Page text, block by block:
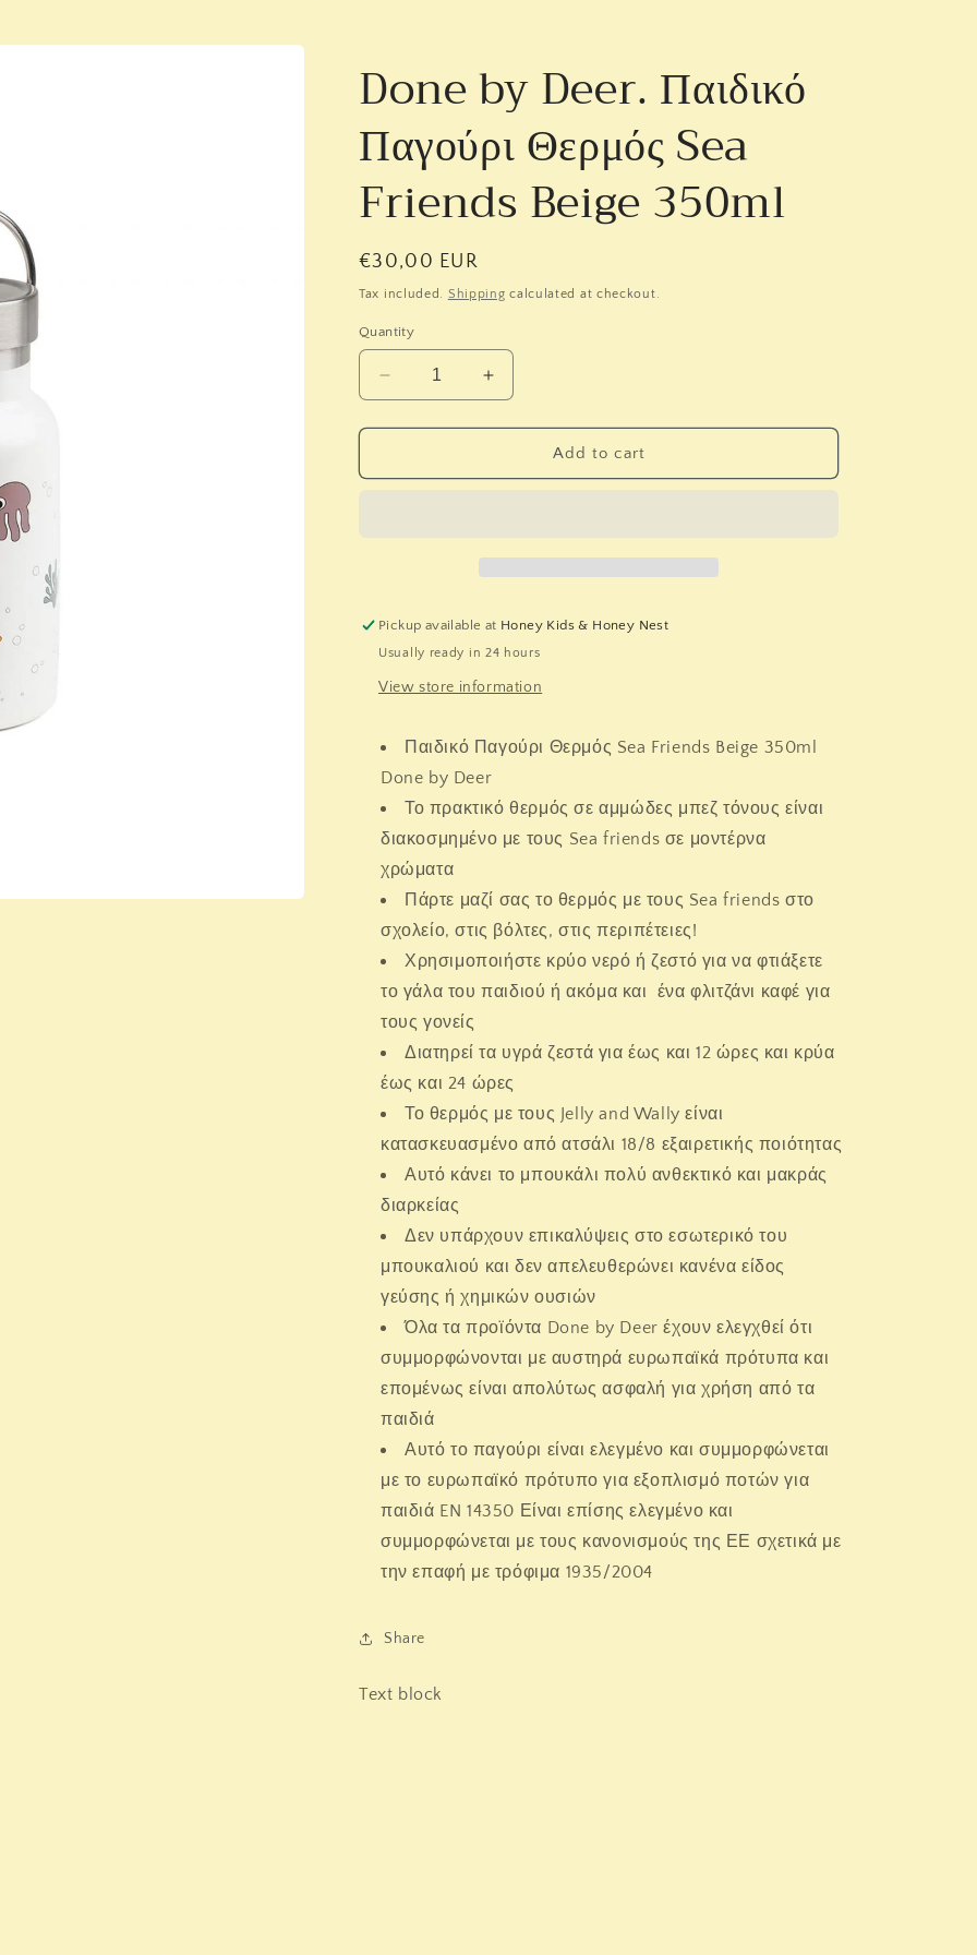
Done by Deer. Παιδικό
Παγούρι Θερμός Sea
Friends Beige 350ml
Regular
price
€30,00 EUR
Tax included. Shipping calculated at checkout.
Quantity
Decrease
quantity
for
by
Beige
350ml
Increase
quantity
for
by
Beige
350ml
Add to cart
Pickup available at Honey Kids & Honey Nest
Usually ready in 24 hours
View store information
Παιδικό Παγούρι Θερμός Sea Friends Beige 350ml
Done by Deer
Το πρακτικό θερμός σε αμμώδες μπεζ τόνους είναι
διακοσμημένο με τους Sea friends σε μοντέρνα
χρώματα
Πάρτε μαζί σας το θερμός με τους Sea friends στο
σχολείο, στις βόλτες, στις περιπέτειες!
Χρησιμοποιήστε κρύο νερό ή ζεστό για να φτιάξετε
το γάλα του παιδιού ή ακόμα και ένα φλιτζάνι καφέ για
τους γονείς
Διατηρεί τα υγρά ζεστά για έως και 12 ώρες και κρύα
έως και 24 ώρες
Το θερμός με τους Jelly and Wally είναι
κατασκευασμένο από ατσάλι 18/8 εξαιρετικής ποιότητας
Αυτό κάνει το μπουκάλι πολύ ανθεκτικό και μακράς
διαρκείας
Δεν υπάρχουν επικαλύψεις στο εσωτερικό του
μπουκαλιού και δεν απελευθερώνει κανένα είδος
γεύσης ή χημικών ουσιών
Όλα τα προϊόντα Done by Deer έχουν ελεγχθεί ότι
συμμορφώνονται με αυστηρά ευρωπαϊκά πρότυπα και
επομένως είναι απολύτως ασφαλή για χρήση από τα
παιδιά
Αυτό το παγούρι είναι ελεγμένο και συμμορφώνεται
με το ευρωπαϊκό πρότυπο για εξοπλισμό ποτών για
παιδιά EN 14350 Είναι επίσης ελεγμένο και
συμμορφώνεται με τους κανονισμούς της ΕΕ σχετικά με
την επαφή με τρόφιμα 1935/2004
Share
Text block